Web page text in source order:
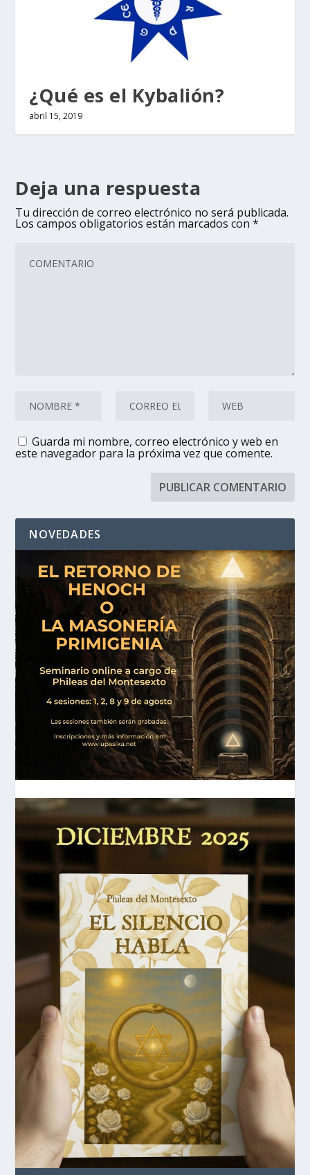
¿Qué es el Kybalión?
abril 15, 2019
Deja una respuesta
Tu dirección de correo electrónico no será publicada.
Los campos obligatorios están marcados con*
Guarda mi nombre, correo electrónico y web en
este navegador para la próxima vez que comente.
NOVEDADES